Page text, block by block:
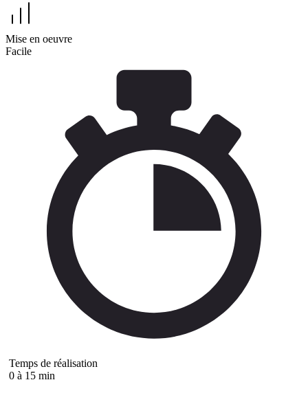
Mise en oeuvre
Facile
Temps de réalisation
0 à 15 min